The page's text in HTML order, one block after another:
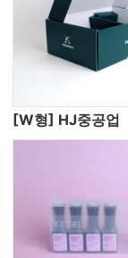
[W형] HJ중공업